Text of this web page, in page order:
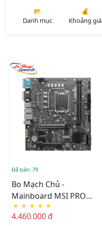
📂
Danh mục
💰
Khoảng giá
Đã bán: 79
Bo Mạch Chủ -
Mainboard MSI PRO
B860M-C EX DDR5
★ ★ ★ ★ ★
4.460.000 đ